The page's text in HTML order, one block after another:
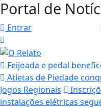
Portal de
Entrar
Feijoada e pedal
Atletas de Piedade
Jogos Regionais
instalações elétricas